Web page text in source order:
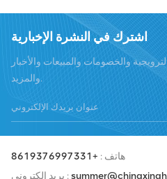
اشترك في النشرة الإخبارية
والخصومات والمبيعات والأخبار
والمزيد.
هاتف : +8619376997331
بريد إلكتروني :